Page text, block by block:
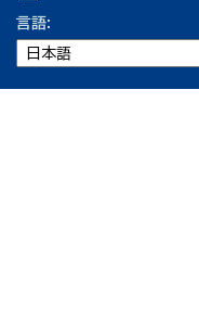
言語